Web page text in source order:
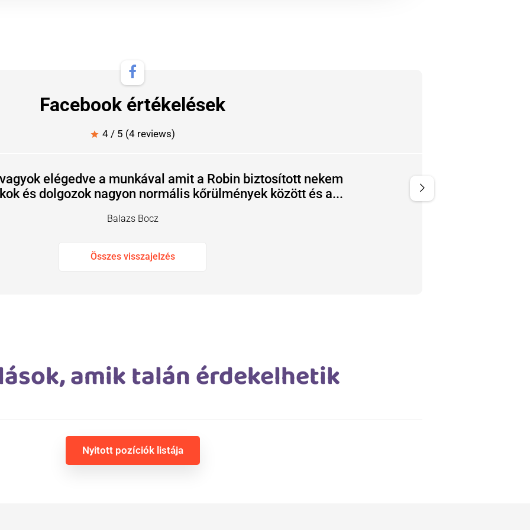
Facebook értékelések
star 4 / 5 (4 reviews)
elégedve a munkával amit a Robin biztosított nekem
és dolgozok nagyon normális kőrülmények között és a...
Balazs Bocz
Minden gördülékenyen
ügyintézők udvariasak és
chevron_right
Összes visszajelzés
amik talán érdekelhetik
Nyitott pozíciók listája